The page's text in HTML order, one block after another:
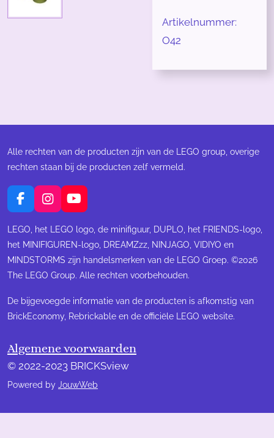
Artikelnummer:
O42
Alle rechten van de producten zijn van de LEGO group, overige
rechten staan bij de producten zelf vermeld.
F
a
c
e
o
o
I
n
s
t
g
r
m
Y
o
u
T
u
b
e
LEGO, het LEGO logo, de minifiguur, DUPLO, het FRIENDS-logo,
het MINIFIGUREN-logo, DREAMZzz, NINJAGO, VIDIYO en
MINDSTORMS zijn handelsmerken van de LEGO Groep. ©2026
The LEGO Group. Alle rechten voorbehouden.
De bijgevoegde informatie van de producten is afkomstig van
BrickEconomy, Rebrickable en de officiële LEGO website.
Algemene voorwaarden
© 2022-2023 BRICKSview
Powered by JouwWeb